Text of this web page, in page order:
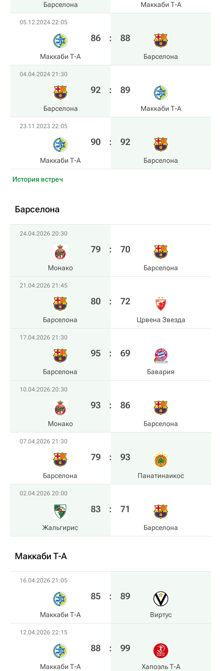
Барселона Маккаби Т-А
05.12.2024 22:05
Маккаби Т-А
86 : 88
Барселона
04.04.2024 21:30
Барселона
92 : 89
Маккаби Т-А
23.11.2023 22:05
Маккаби Т-А
90 : 92
Барселона
История встреч
Барселона
24.04.2026 20:30
Монако
79 : 70
Барселона
21.04.2026 21:45
Барселона
80 : 72
Црвена Звезда
17.04.2026 21:30
Барселона
95 : 69
Бавария
10.04.2026 20:30
Монако
93 : 86
Барселона
07.04.2026 21:30
Барселона
79 : 93
Панатинаикос
02.04.2026 20:00
Жальгирис
83 : 71
Барселона
Маккаби Т-А
16.04.2026 21:05
Маккаби Т-А
85 : 89
Виртус
12.04.2026 22:15
Маккаби Т-А
88 : 99
Хапоэль Т-А